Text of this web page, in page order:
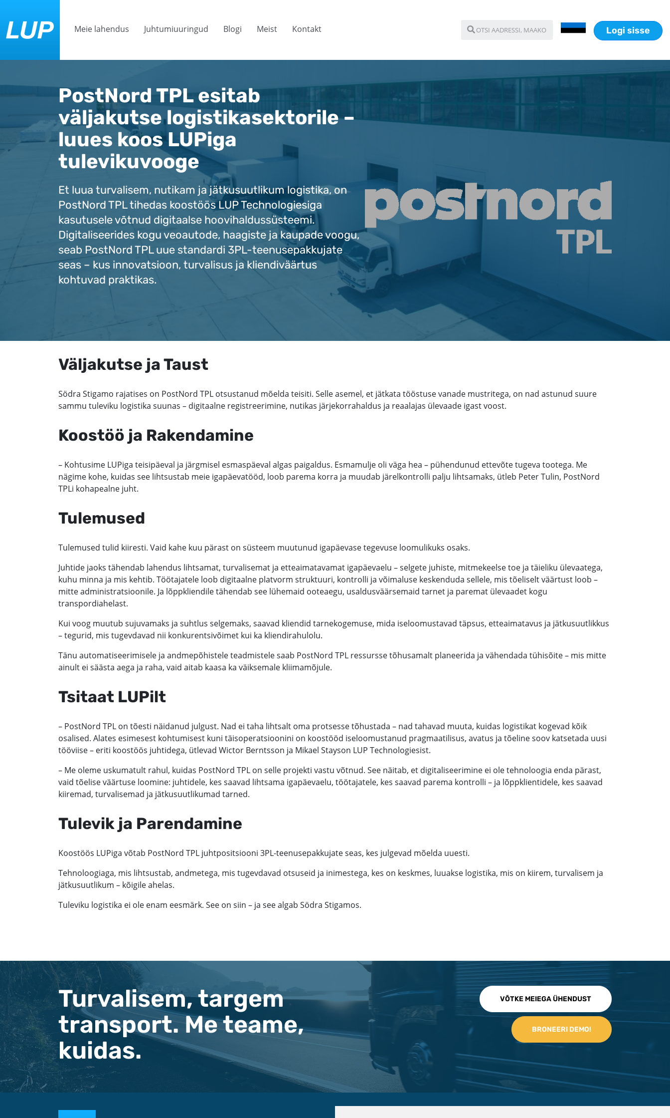
Meie lahendus Juhtumiuuringud Blogi Meist Kontakt Logi sisse
PostNord TPL esitab
väljakutse logistikasektorile –
luues koos LUPiga
tulevikuvooge
Et luua turvalisem, nutikam ja jätkusuutlikum logistika, on
PostNord TPL tihedas koostöös LUP Technologiesiga
kasutusele võtnud digitaalse hoovihaldussüsteemi.
Digitaliseerides kogu veoautode, haagiste ja kaupade voogu,
seab PostNord TPL uue standardi 3PL-teenusepakkujate
seas – kus innovatsioon, turvalisus ja kliendiväärtus
kohtuvad praktikas.
Väljakutse ja Taust
Södra Stigamo rajatises on PostNord TPL otsustanud mõelda teisiti. Selle asemel, et jätkata tööstuse vanade mustritega, on nad astunud suure
sammu tuleviku logistika suunas – digitaalne registreerimine, nutikas järjekorrahaldus ja reaalajas ülevaade igast voost.
Koostöö ja Rakendamine
– Kohtusime LUPiga teisipäeval ja järgmisel esmaspäeval algas paigaldus. Esmamulje oli väga hea – pühendunud ettevõte tugeva tootega. Me
nägime kohe, kuidas see lihtsustab meie igapäevatööd, loob parema korra ja muudab järelkontrolli palju lihtsamaks, ütleb Peter Tulin, PostNord
TPLi kohapealne juht.
Tulemused
Tulemused tulid kiiresti. Vaid kahe kuu pärast on süsteem muutunud igapäevase tegevuse loomulikuks osaks.
Juhtide jaoks tähendab lahendus lihtsamat, turvalisemat ja etteaimatavamat igapäevaelu – selgete juhiste, mitmekeelse toe ja täieliku ülevaatega,
kuhu minna ja mis kehtib. Töötajatele loob digitaalne platvorm struktuuri, kontrolli ja võimaluse keskenduda sellele, mis tõeliselt väärtust loob –
mitte administratsioonile. Ja lõppkliendile tähendab see lühemaid ooteaegu, usaldusväärsemaid tarnet ja paremat ülevaadet kogu
transpordiahelast.
Kui voog muutub sujuvamaks ja suhtlus selgemaks, saavad kliendid tarnekogemuse, mida iseloomustavad täpsus, etteaimatavus ja jätkusuutlikkus
– tegurid, mis tugevdavad nii konkurentsivõimet kui ka kliendirahulolu.
Tänu automatiseerimisele ja andmepõhistele teadmistele saab PostNord TPL ressursse tõhusamalt planeerida ja vähendada tühisõite – mis mitte
ainult ei säästa aega ja raha, vaid aitab kaasa ka väiksemale kliimamõjule.
Tsitaat LUPilt
– PostNord TPL on tõesti näidanud julgust. Nad ei taha lihtsalt oma protsesse tõhustada – nad tahavad muuta, kuidas logistikat kogevad kõik
osalised. Alates esimesest kohtumisest kuni täisoperatsioonini on koostööd iseloomustanud pragmaatilisus, avatus ja tõeline soov katsetada uusi
tööviise – eriti koostöös juhtidega, ütlevad Wictor Berntsson ja Mikael Stayson LUP Technologiesist.
– Me oleme uskumatult rahul, kuidas PostNord TPL on selle projekti vastu võtnud. See näitab, et digitaliseerimine ei ole tehnoloogia enda pärast,
vaid tõelise väärtuse loomine: juhtidele, kes saavad lihtsama igapäevaelu, töötajatele, kes saavad parema kontrolli – ja lõppklientidele, kes saavad
kiiremad, turvalisemad ja jätkusuutlikumad tarned.
Tulevik ja Parendamine
Koostöös LUPiga võtab PostNord TPL juhtpositsiooni 3PL-teenusepakkujate seas, kes julgevad mõelda uuesti.
Tehnoloogiaga, mis lihtsustab, andmetega, mis tugevdavad otsuseid ja inimestega, kes on keskmes, luuakse logistika, mis on kiirem, turvalisem ja
jätkusuutlikum – kõigile ahelas.
Tuleviku logistika ei ole enam eesmärk. See on siin – ja see algab Södra Stigamos.
Turvalisem, targem
transport. Me teame,
kuidas.
VÕTKE MEIEGA ÜHENDUST